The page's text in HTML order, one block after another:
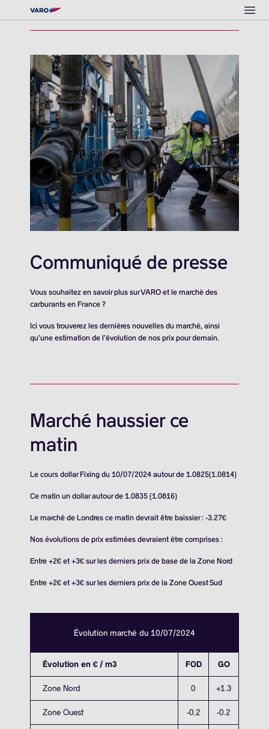
Communiqué de presse
Vous souhaitez en savoir plus sur VARO et le marché des
carburants en France ?
Ici vous trouverez les dernières nouvelles du marché, ainsi
qu’une estimation de l’évolution de nos prix pour demain.
Marché haussier ce
matin
Le cours dollar Fixing du 10/07/2024 autour de 1.0825(1.0814)
Ce matin un dollar autour de 1.0835 (1.0816)
Le marché de Londres ce matin devrait être baissier : -3.27€
Nos évolutions de prix estimées devraient être comprises :
Entre +2€ et +3€ sur les derniers prix de base de la Zone Nord
Entre +2€ et +3€ sur les derniers prix de la Zone Ouest Sud
Évolution marché du 10/07/2024
Évolution en € / m3 FOD GO
Zone Nord 0 +1.3
Zone Ouest -0.2 -0.2